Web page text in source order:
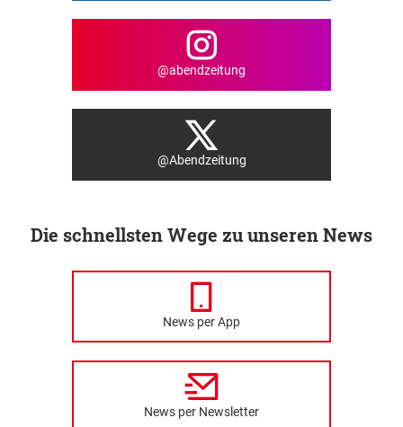
@abendzeitung
@Abendzeitung
Die schnellsten Wege zu unseren News
News per App
News per Newsletter